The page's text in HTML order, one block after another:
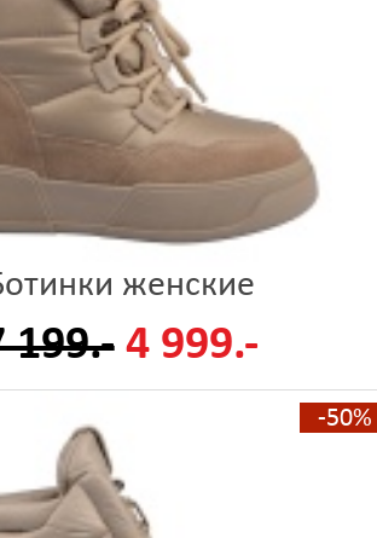
женские
199.- 4 999.-
-50%